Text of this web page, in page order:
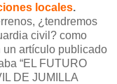
locales.
¿tendremos
civil? como
un artículo publicado
“EL FUTURO
DE JUMILLA